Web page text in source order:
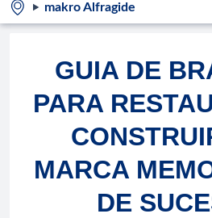
makro Alfragide
GUIA DE
PARA
MARCA
DE